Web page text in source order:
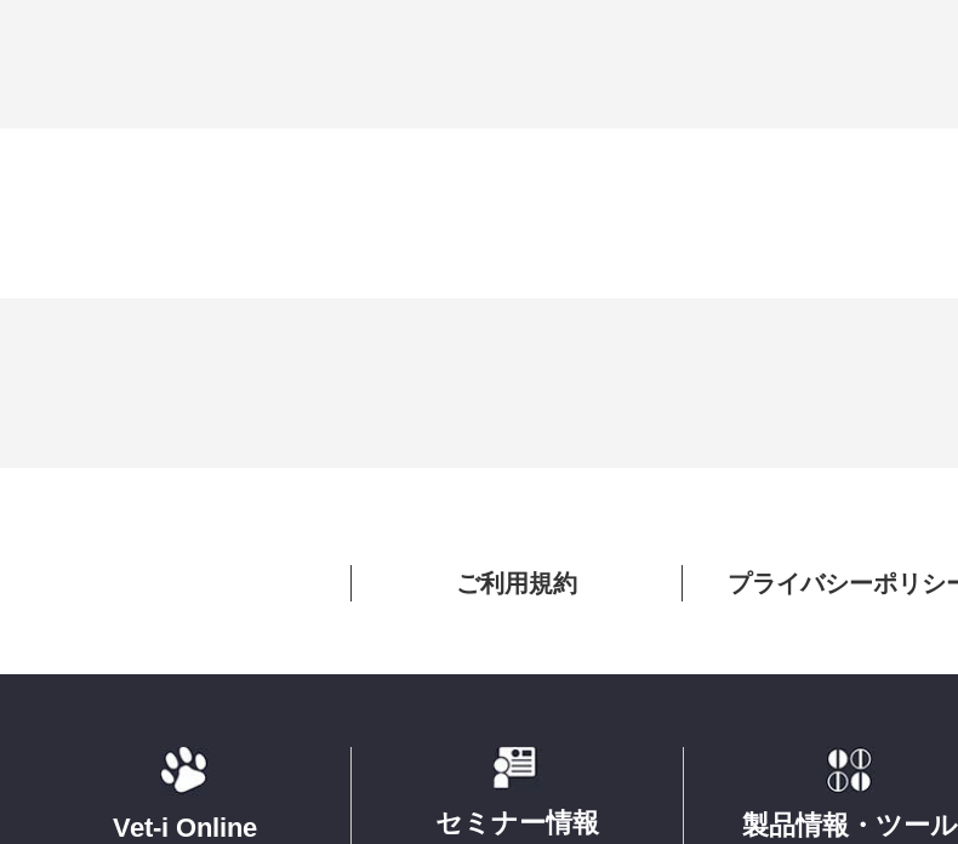
ご利用規約 プライバシーポリシ
Vet-i Online セミナー情報 製品情報・ツール